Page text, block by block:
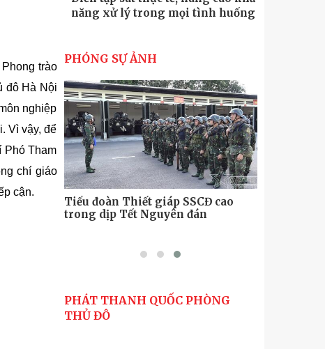
trào
đô Hà Nội
nghiệp
Vì vậy, để
Phó Tham
chí giáo
cận.
năng xử lý trong mọi tình huống
vệ “vững mạnh, rộng khắp” ngay
Trung đoàn Pháo binh 452: Huấn
luyện giỏi nâng cao sức mạnh
chiến đấu
Tiểu đoàn Thiết giáp hoàn thành
tốt diễn tập chiến thuật có bắn đạn
thật
Nơi sinh viên rèn ý trí, luyện kỹ
năng
PHÓNG SỰ ẢNH
cao
Bộ Tư lệnh Thủ đô và các tổ chức
chính trị-xã hội thành phố Hà Nội
PHÁT THANH QUỐC PHÒNG
THỦ ĐÔ